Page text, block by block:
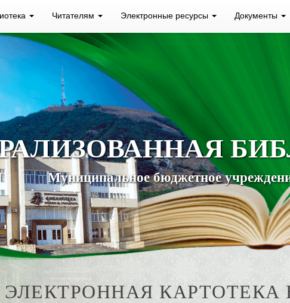
Читателям Электронные ресурсы Документы
Муниципальное бюджетное
ЭЛЕКТРОННАЯ